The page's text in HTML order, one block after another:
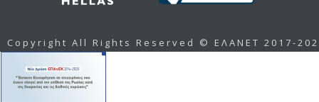
Copyright All Rights Reserved © ΕΛΑΝΕΤ 2017-